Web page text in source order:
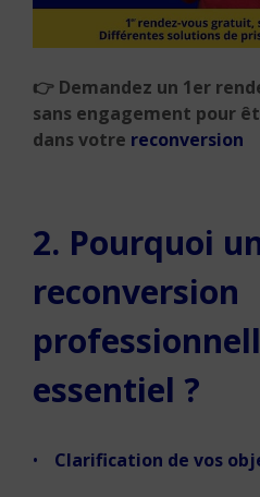
👉 Demandez un 1er
sans engagement pour
dans votre reconversion
2. Pourquoi
reconversion
essentiel ?
Clarification de vos